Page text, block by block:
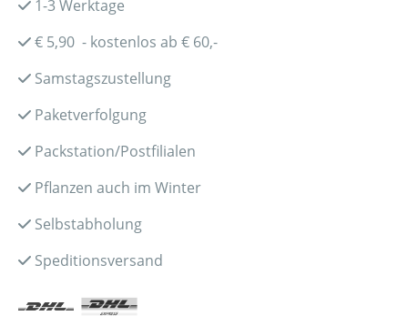
1-3 Werktage
€ 5,90 - kostenlos ab € 60,-
Samstagszustellung
Paketverfolgung
Packstation/Postfilialen
Pflanzen auch im Winter
Selbstabholung
Speditionsversand